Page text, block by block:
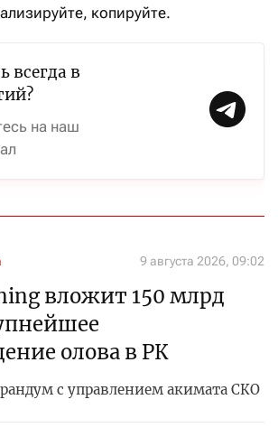
копируйте.
всегда в
на наш
9 августа 2026, 09:02
вложит 150 млрд
олова в РК
с управлением акимата СКО